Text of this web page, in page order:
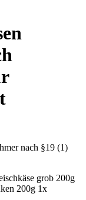
nach §19 (1)
grob 200g
200g 1x